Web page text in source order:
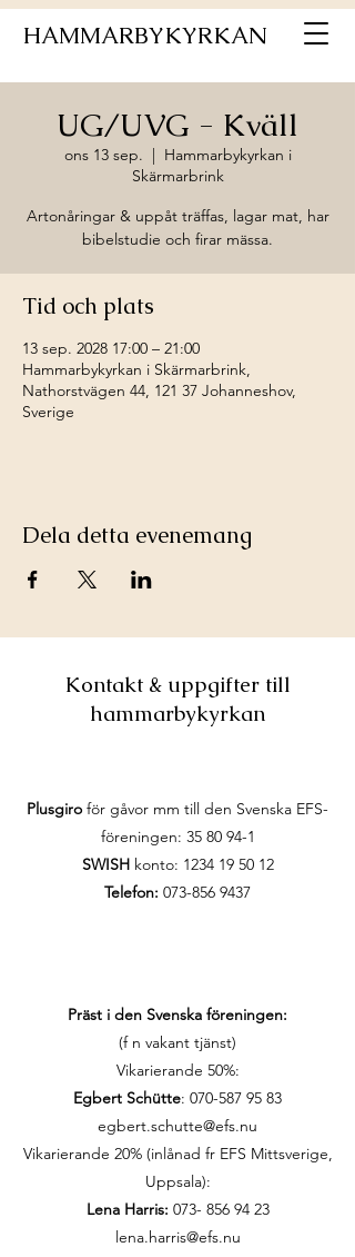
HAMMARBYKYRKAN
UG/UVG - Kväll
ons 13 sep.
  |
Hammarbykyrkan i
Skärmarbrink
Artonåringar & uppåt träffas, lagar mat, har
bibelstudie och firar mässa.
Tid och plats
13 sep. 2028 17:00 – 21:00
Hammarbykyrkan i Skärmarbrink,
Nathorstvägen 44, 121 37 Johanneshov,
Sverige
Dela detta evenemang
Kontakt & uppgifter till
hammarbykyrkan
Plusgiro för gåvor mm till den Svenska EFS-
föreningen: 35 80 94-1
SWISHkonto: 1234 19 50 12
Telefon: 073-856 9437
Präst i den Svenska föreningen:
(f n vakant tjänst)
Vikarierande 50%:
Egbert Schütte: 070-587 95 83
egbert.schutte@efs.nu
Vikarierande 20% (inlånad fr EFS Mittsverige,
Uppsala):
Lena Harris: 073- 856 94 23
lena.harris@efs.nu